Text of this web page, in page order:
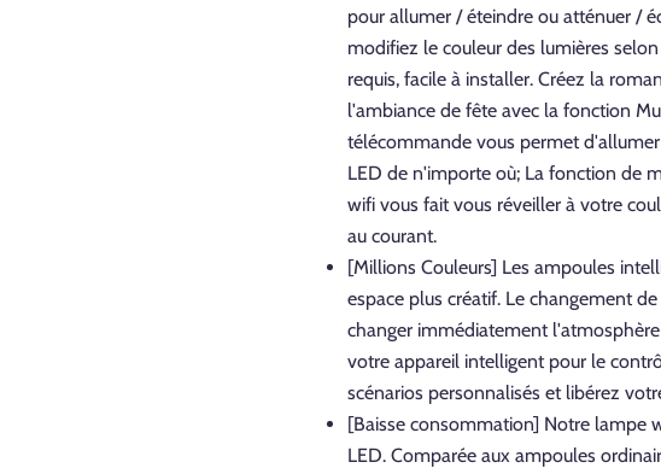
pour allumer / éteindre ou atténuer /
modifiez le couleur des lumières
requis, facile à installer. Créez la
l'ambiance de fête avec la fonction
télécommande vous permet
LED de n'importe où; La fonction de
wifi vous fait vous réveiller à votre
au courant.
[Millions Couleurs] Les ampoules
espace plus créatif. Le changement
changer immédiatement
votre appareil intelligent pour le
scénarios personnalisés et libérez
[Baisse consommation] Notre lampe
LED. Comparée aux ampoules